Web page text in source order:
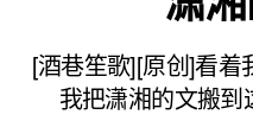
[酒巷笙歌][原创]看着
我把潇湘的文搬